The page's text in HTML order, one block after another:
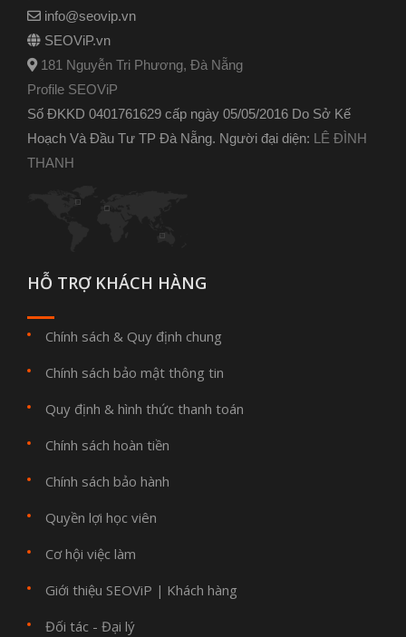
info@seovip.vn
SEOViP.vn
181 Nguyễn Tri Phương, Đà Nẵng
Profile SEOViP
Số ĐKKD 0401761629 cấp ngày 05/05/2016 Do Sở Kế
Hoạch Và Đầu Tư TP Đà Nẵng. Người đại diện: LÊ ĐÌNH
THANH
HỖ TRỢ KHÁCH HÀNG
Chính sách & Quy định chung
Chính sách bảo mật thông tin
Quy định & hình thức thanh toán
Chính sách hoàn tiền
Chính sách bảo hành
Quyền lợi học viên
Cơ hội việc làm
Giới thiệu SEOViP | Khách hàng
Đối tác - Đại lý